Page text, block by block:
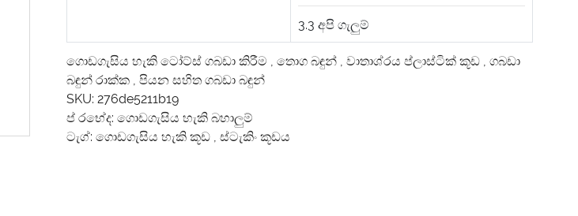
3.3 අපි ගැලුම්
ගොඩගැසිය හැකි ටෝට්ස් ගබඩා කිරීම , තොග බඳුන් , වාතාශ්රය ප්ලාස්ටික් කූඩ , ගබඩා
බඳුන් රාක්ක , පියන සහිත ගබඩා බඳුන්
SKU: 276de5211b19
ප් රභේද: ගොඩගැසිය හැකි බහාලුම්
ටැග්: ගොඩගැසිය හැකි කූඩ , ස්ටැකිං කූඩය